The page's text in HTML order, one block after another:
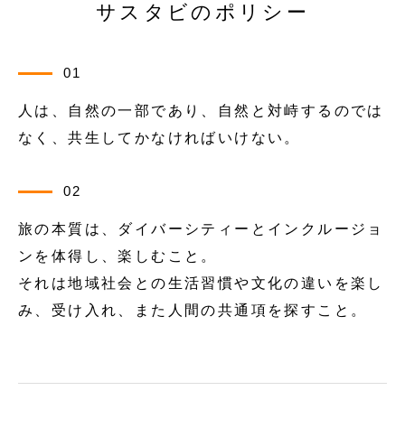
サスタビのポリシー
01
人は、自然の一部であり、自然と対峙するのでは
なく、共生してかなければいけない。
02
旅の本質は、ダイバーシティーとインクルージョ
ンを体得し、楽しむこと。
それは地域社会との生活習慣や文化の違いを楽し
み、受け入れ、また人間の共通項を探すこと。